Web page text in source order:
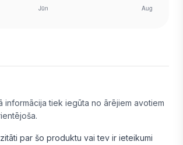
informācija tiek iegūta no ārējiem avotiem
par šo produktu vai tev ir ieteikumi